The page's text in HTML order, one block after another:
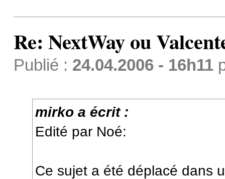
Re: NextWay ou
Publié : 24.04.2006 - 16h11
mirko a écrit :
Edité par Noé:
Ce sujet a été déplacé dans